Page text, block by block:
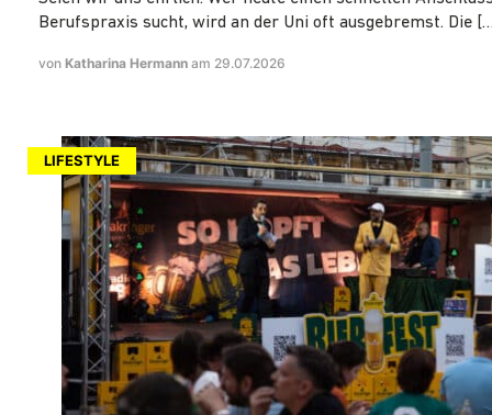
Berufspraxis sucht, wird an der Uni oft ausgebremst. Die
von Katharina Hermann am 29.07.2026
LIFESTYLE